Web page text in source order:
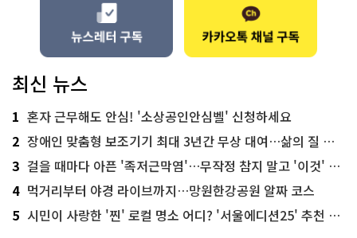
최신 뉴스
1 혼자 근무해도 안심! '소상공인안심벨' 신청하세요
2 장애인 맞춤형 보조기기 최대 3년간 무상 대여…삶의 질 높인다
3 걸을 때마다 아픈 '족저근막염'…무작정 참지 말고 '이것' 해보세요!
4 먹거리부터 야경 라이브까지…망원한강공원 알짜 코스
5 시민이 사랑한 '찐' 로컬 명소 어디? '서울에디션25' 추천 코스